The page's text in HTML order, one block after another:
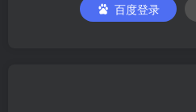
百度登录